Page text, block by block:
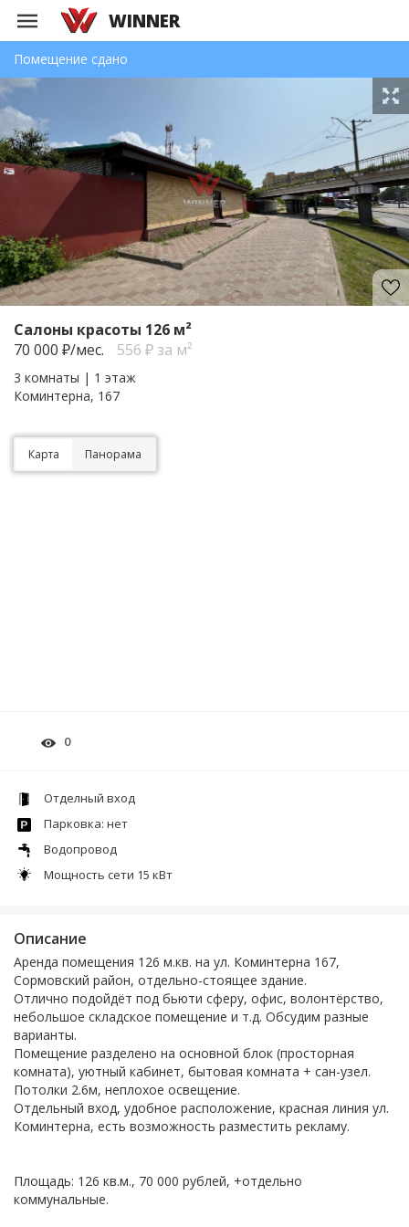
WINNER
Помещение сдано
Салоны красоты 126 м²
70 000 ₽/мес. 556 ₽ за м²
3 комнаты | 1 этаж
Коминтерна, 167
Карта Панорама
0
Отделный вход
Парковка: нет
Водопровод
Мощность сети 15 кВт
Описание
Аренда помещения 126 м.кв. на ул. Коминтерна 167,
Сормовский район, отдельно-стоящее здание.
Отлично подойдёт под бьюти сферу, офис, волонтёрство,
небольшое складское помещение и т.д. Обсудим разные
варианты.
Помещение разделено на основной блок (просторная
комната), уютный кабинет, бытовая комната + сан-узел.
Потолки 2.6м, неплохое освещение.
Отдельный вход, удобное расположение, красная линия ул.
Коминтерна, есть возможность разместить рекламу.
Площадь: 126 кв.м., 70 000 рублей, +отдельно
коммунальные.